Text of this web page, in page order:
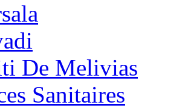
De Melivias
Sanitaires